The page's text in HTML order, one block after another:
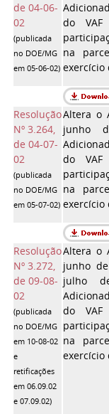
de 04-06-
02
(publicada
no DOE/MG
em 05-06-02)
do
na
exercício
Resolução
Nº 3.264,
de 04-07-
02
(publicada
no DOE/MG
em 05-07-02)
Altera o
junho
do
na
exercício
Resolução
Nº 3.272,
de 09-08-
02
(publicada
no DOE/MG
em 10-08-02
e
retificações
em 06.09.02
e 07.09.02)
Altera o
junho
julho
do
na
exercício